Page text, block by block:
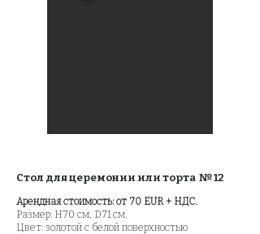
Стол для церемонии или торта № 12
Арендная стоимость: от 70 EUR + НДС.
Размер: H70 см, D71 см.
Цвет: золотой с белой поверхностью